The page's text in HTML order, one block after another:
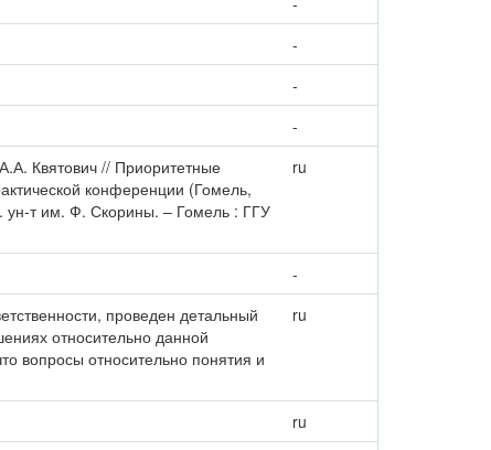
-
-
-
Квятович // Приоритетные
конференции (Гомель,
ун-т им. Ф. Скорины. – Гомель : ГГУ
ru
-
проведен детальный
относительно данной
вопросы относительно понятия и
ru
ru